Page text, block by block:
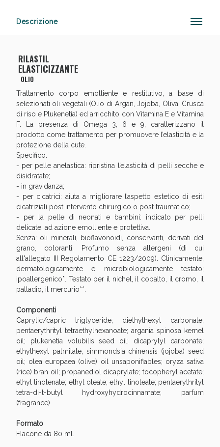
Descrizione
RILASTIL
ELASTICIZZANTE
OLIO
Trattamento corpo emolliente e restitutivo, a base di
selezionati oli vegetali (Olio di Argan, Jojoba, Oliva, Crusca
di riso e Plukenetia) ed arricchito con Vitamina E e Vitamina
F. La presenza di Omega 3, 6 e 9, caratterizzano il
prodotto come trattamento per promuovere l’elasticità e la
protezione della cute.
Specifico:
- per pelle anelastica: ripristina l’elasticità di pelli secche e
disidratate;
- in gravidanza;
- per cicatrici: aiuta a migliorare l’aspetto estetico di esiti
cicatriziali post intervento chirurgico o post traumatico;
- per la pelle di neonati e bambini: indicato per pelli
delicate, ad azione emolliente e protettiva.
Senza: oli minerali, bioflavonoidi, conservanti, derivati del
grano, coloranti. Profumo senza allergeni (di cui
all'allegato III Regolamento CE 1223/2009). Clinicamente,
dermatologicamente e microbiologicamente testato;
ipoallergenico*. Testato per il nichel, il cobalto, il cromo, il
palladio, il mercurio**.
Componenti
Caprylic/capric triglyceride; diethylhexyl carbonate;
pentaerythrityl tetraethylhexanoate; argania spinosa kernel
oil; plukenetia volubilis seed oil; dicaprylyl carbonate;
ethylhexyl palmitate; simmondsia chinensis (jojoba) seed
oil; olea europaea (olive) oil unsaponifiables; oryza sativa
(rice) bran oil; propanediol dicaprylate; tocopheryl acetate;
ethyl linolenate; ethyl oleate; ethyl linoleate; pentaerythrityl
tetra-di-t-butyl hydroxyhydrocinnamate; parfum
(fragrance).
Formato
Flacone da 80 ml.
Sconto fino al 55% disponibile oggi!
Vie Urinarie e Prostata: Sconti fino al 45% oggi!